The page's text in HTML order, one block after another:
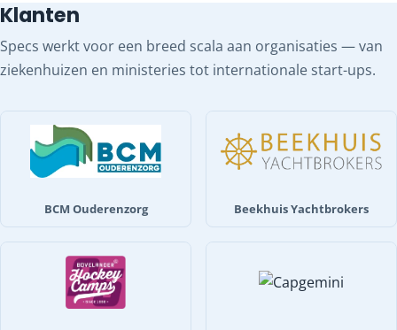
Klanten
Specs werkt voor een breed scala aan organisaties — van
ziekenhuizen en ministeries tot internationale start-ups.
BCM Ouderenzorg Beekhuis Yachtbrokers